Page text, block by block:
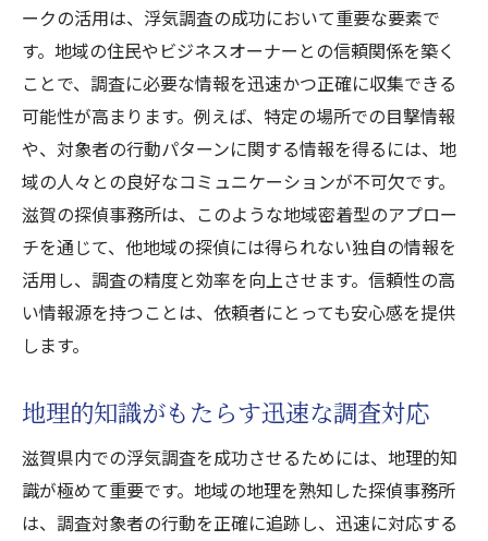
滋賀県の文化を理解した探偵事務所だからこそ
得られる調査効果
滋賀の文化的背景を活かした調査手法
地域文化に根ざした調査の利点
文化理解が調査結果に与える影響
地域文化を考慮した調査計画の重要性
文化的視点からの調査手法の提案
文化理解がもたらす調査の成功
滋賀探偵事務所の評判と実績が浮気調査の成否
を左右する
実績が示す探偵事務所の信頼性
評判と実績が成功に直結する理由
過去の成功事例から見る実績
評判が浮気調査に与える安心感
ークの活用は、浮気調査の成功において重要な要素で
す。地域の住民やビジネスオーナーとの信頼関係を築く
ことで、調査に必要な情報を迅速かつ正確に収集できる
可能性が高まります。例えば、特定の場所での目撃情報
や、対象者の行動パターンに関する情報を得るには、地
域の人々との良好なコミュニケーションが不可欠です。
滋賀の探偵事務所は、このような地域密着型のアプロー
チを通じて、他地域の探偵には得られない独自の情報を
活用し、調査の精度と効率を向上させます。信頼性の高
い情報源を持つことは、依頼者にとっても安心感を提供
します。
地理的知識がもたらす迅速な調査対応
滋賀県内での浮気調査を成功させるためには、地理的知
識が極めて重要です。地域の地理を熟知した探偵事務所
は、調査対象者の行動を正確に追跡し、迅速に対応する